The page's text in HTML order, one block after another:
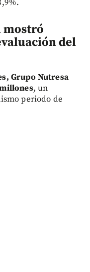
mostró
del
Grupo Nutresa
, un
periodo de